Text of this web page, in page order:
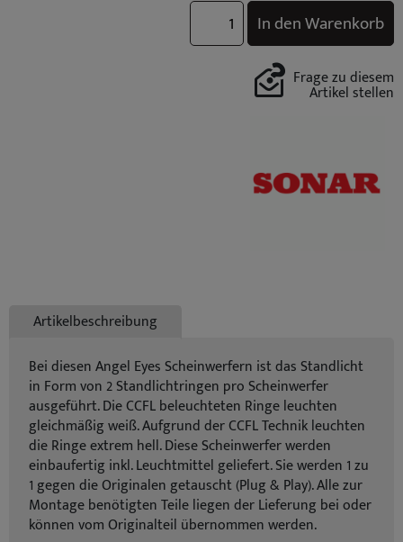
In den Warenkorb
Frage zu diesem
Artikel stellen
Artikelbeschreibung
Bei diesen Angel Eyes Scheinwerfern ist das Standlicht
in Form von 2 Standlichtringen pro Scheinwerfer
ausgeführt. Die CCFL beleuchteten Ringe leuchten
gleichmäßig weiß. Aufgrund der CCFL Technik leuchten
die Ringe extrem hell. Diese Scheinwerfer werden
einbaufertig inkl. Leuchtmittel geliefert. Sie werden 1 zu
1 gegen die Originalen getauscht (Plug & Play). Alle zur
Montage benötigten Teile liegen der Lieferung bei oder
können vom Originalteil übernommen werden.